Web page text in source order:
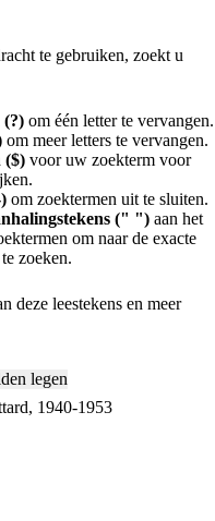
te gebruiken, zoekt u
(?) om één letter te vervangen.
om meer letters te vervangen.
($) voor uw zoekterm voor
om zoektermen uit te sluiten.
(" ") aan het
om naar de exacte
zoeken.
deze leestekens en meer
legen
1940-1953